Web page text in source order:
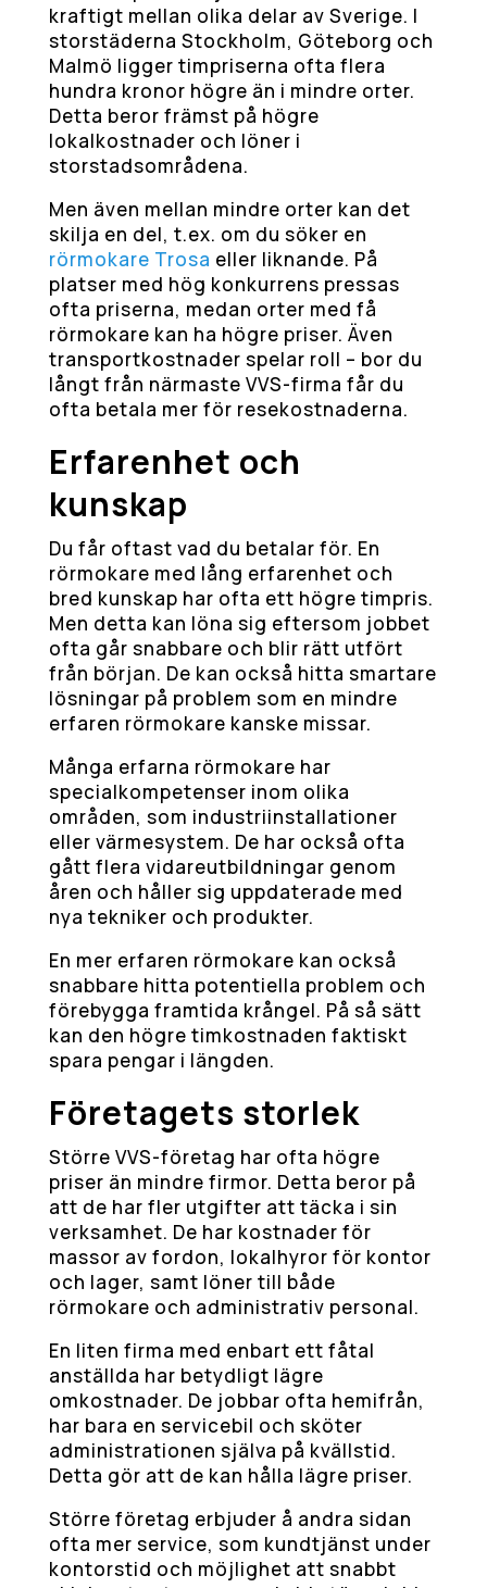
kraftigt mellan olika delar av Sverige. I
storstäderna Stockholm, Göteborg och
Malmö ligger timpriserna ofta flera
hundra kronor högre än i mindre orter.
Detta beror främst på högre
lokalkostnader och löner i
storstadsområdena.
Men även mellan mindre orter kan det
skilja en del, t.ex. om du söker en
rörmokare Trosa eller liknande. På
platser med hög konkurrens pressas
ofta priserna, medan orter med få
rörmokare kan ha högre priser. Även
transportkostnader spelar roll – bor du
långt från närmaste VVS-firma får du
ofta betala mer för resekostnaderna.
Erfarenhet och
kunskap
Du får oftast vad du betalar för. En
rörmokare med lång erfarenhet och
bred kunskap har ofta ett högre timpris.
Men detta kan löna sig eftersom jobbet
ofta går snabbare och blir rätt utfört
från början. De kan också hitta smartare
lösningar på problem som en mindre
erfaren rörmokare kanske missar.
Många erfarna rörmokare har
specialkompetenser inom olika
områden, som industriinstallationer
eller värmesystem. De har också ofta
gått flera vidareutbildningar genom
åren och håller sig uppdaterade med
nya tekniker och produkter.
En mer erfaren rörmokare kan också
snabbare hitta potentiella problem och
förebygga framtida krångel. På så sätt
kan den högre timkostnaden faktiskt
spara pengar i längden.
Företagets storlek
Större VVS-företag har ofta högre
priser än mindre firmor. Detta beror på
att de har fler utgifter att täcka i sin
verksamhet. De har kostnader för
massor av fordon, lokalhyror för kontor
och lager, samt löner till både
rörmokare och administrativ personal.
En liten firma med enbart ett fåtal
anställda har betydligt lägre
omkostnader. De jobbar ofta hemifrån,
har bara en servicebil och sköter
administrationen själva på kvällstid.
Detta gör att de kan hålla lägre priser.
Större företag erbjuder å andra sidan
ofta mer service, som kundtjänst under
kontorstid och möjlighet att snabbt